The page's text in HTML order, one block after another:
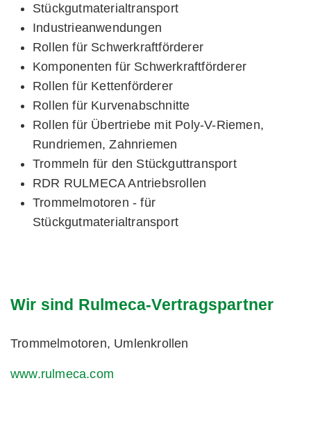
Stückgutmaterialtransport
Industrieanwendungen
Rollen für Schwerkraftförderer
Komponenten für Schwerkraftförderer
Rollen für Kettenförderer
Rollen für Kurvenabschnitte
Rollen für Übertriebe mit Poly-V-Riemen,
Rundriemen, Zahnriemen
Trommeln für den Stückguttransport
RDR RULMECA Antriebsrollen
Trommelmotoren - für
Stückgutmaterialtransport
Wir sind Rulmeca-Vertragspartner
Trommelmotoren, Umlenkrollen
www.rulmeca.com